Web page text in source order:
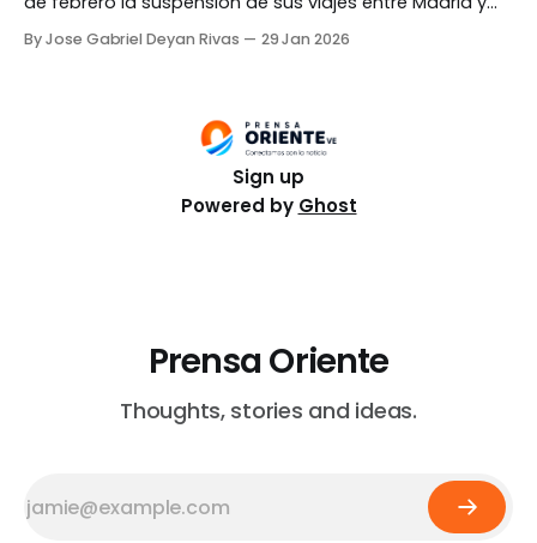
miércoles, 28 de enero. En la publicación, la compañía
By Jose Gabriel Deyan Rivas 29 Jan 2026
Sign up
Powered by Ghost
Prensa Oriente
Thoughts, stories and ideas.